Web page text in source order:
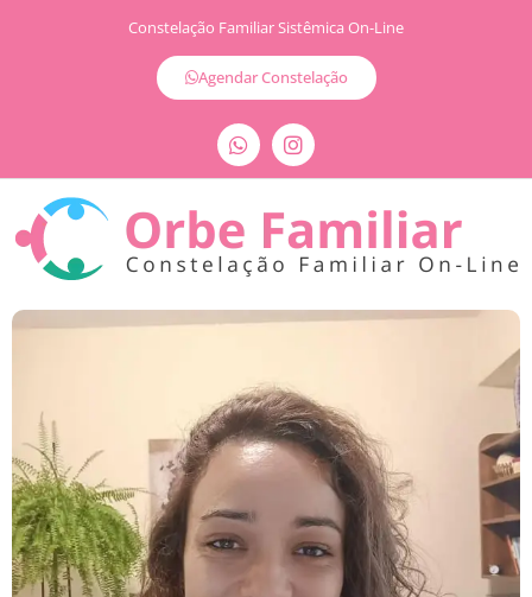
Constelação Familiar Sistêmica On-Line
Agendar Constelação